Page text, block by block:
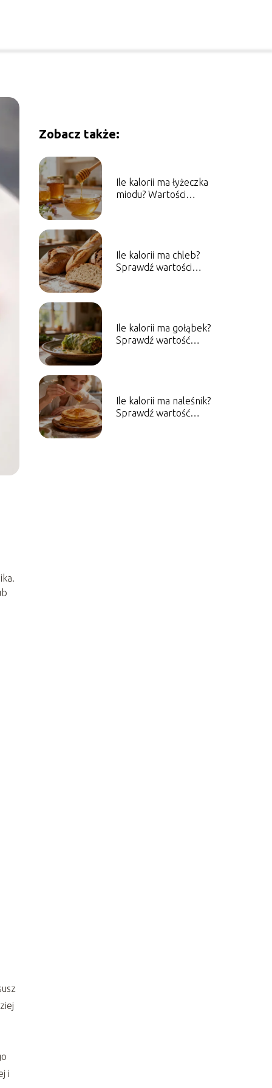
i
Zobacz także:
Ile kalorii ma łyżeczka
miodu? Wartości
Ile kalorii ma chleb?
Sprawdź wartości
Ile kalorii ma gołąbek?
Sprawdź wartość
Ile kalorii ma naleśnik?
Sprawdź wartość